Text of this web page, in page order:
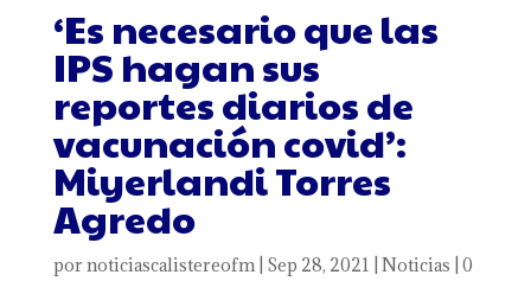
‘Es necesario que las
IPS hagan sus
reportes diarios de
vacunación covid’:
Miyerlandi Torres
Agredo
por noticiascalistereofm| Sep 28, 2021 Noticias 0